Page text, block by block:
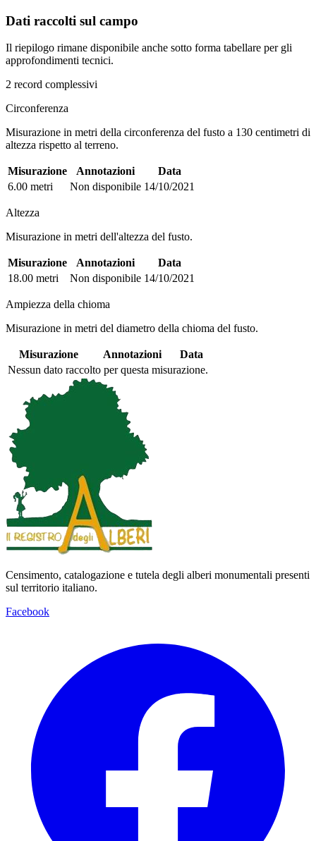
Dati raccolti sul campo
Il riepilogo rimane disponibile anche sotto forma tabellare per gli
approfondimenti tecnici.
2 record complessivi
Circonferenza
Misurazione in metri della circonferenza del fusto a 130 centimetri di
altezza rispetto al terreno.
Misurazione Annotazioni
Data
6.00 metri
Non disponibile 14/10/2021
Altezza
Misurazione in metri dell'altezza del fusto.
Misurazione Annotazioni
Data
18.00 metri
Non disponibile 14/10/2021
Ampiezza della chioma
Misurazione in metri del diametro della chioma del fusto.
Misurazione Annotazioni
Data
Nessun dato raccolto per questa misurazione.
Censimento, catalogazione e tutela degli alberi monumentali presenti
sul territorio italiano.
Facebook